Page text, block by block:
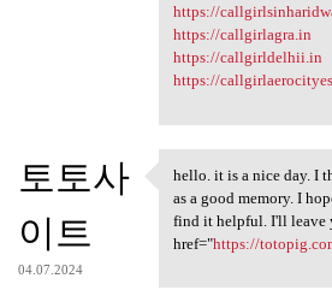
https://
https://callgirlagra.in
https://callgirldelhii.in
https://
토토사
이트
04.07.2024
hello. it is a nice
hello. it is a nice day. I
as a good memory. I
find it helpful. I'll leave
href="https://